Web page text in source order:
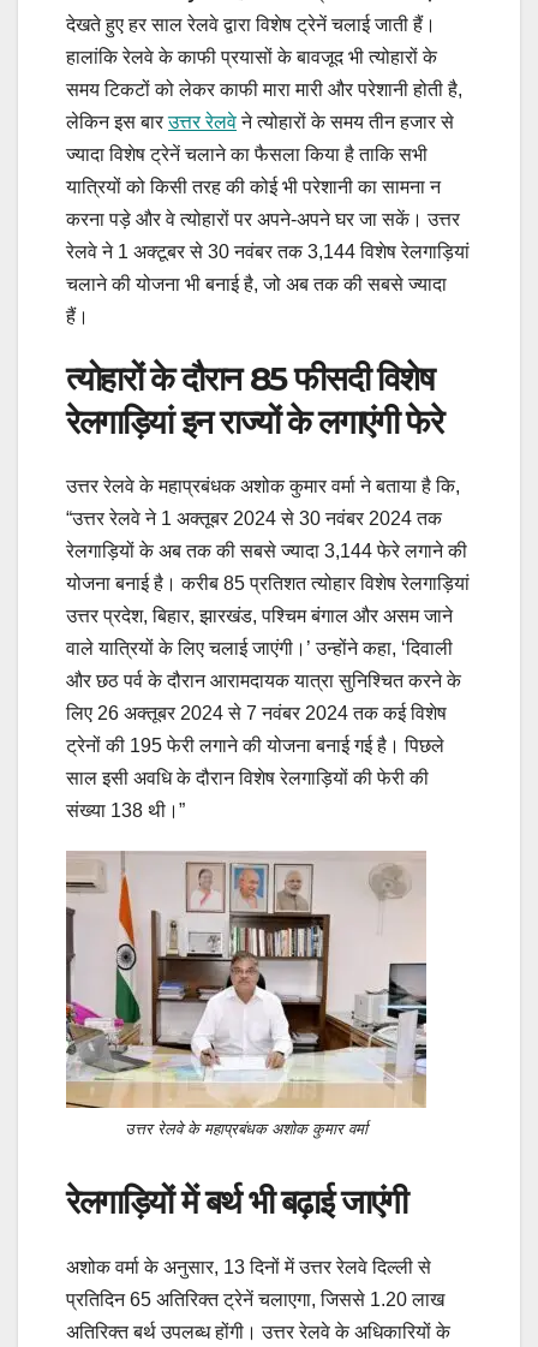
देखते हुए हर साल रेलवे द्वारा विशेष ट्रेनें चलाई जाती हैं।
हालांकि रेलवे के काफी प्रयासों के बावजूद भी त्योहारों के
समय टिकटों को लेकर काफी मारा मारी और परेशानी होती है,
लेकिन इस बारउत्तर रेलवेने त्योहारों के समय तीन हजार से
ज्यादा विशेष ट्रेनें चलाने का फैसला किया है ताकि सभी
यात्रियों को किसी तरह की कोई भी परेशानी का सामना न
करना पड़े और वे त्योहारों पर अपने-अपने घर जा सकें। उत्तर
रेलवे ने 1 अक्टूबर से 30 नवंबर तक 3,144 विशेष रेलगाड़ियां
चलाने की योजना भी बनाई है, जो अब तक की सबसे ज्यादा
हैं।
त्योहारों के दौरान 85 फीसदी विशेष
रेलगाड़ियां इन राज्यों के लगाएंगी फेरे
उत्तर रेलवे के महाप्रबंधक अशोक कुमार वर्मा ने बताया है कि,
“उत्तर रेलवे ने 1 अक्तूबर 2024 से 30 नवंबर 2024 तक
रेलगाड़ियों के अब तक की सबसे ज्यादा 3,144 फेरे लगाने की
योजना बनाई है। करीब 85 प्रतिशत त्योहार विशेष रेलगाड़ियां
उत्तर प्रदेश, बिहार, झारखंड, पश्चिम बंगाल और असम जाने
वाले यात्रियों के लिए चलाई जाएंगी।’ उन्होंने कहा, ‘दिवाली
और छठ पर्व के दौरान आरामदायक यात्रा सुनिश्चित करने के
लिए 26 अक्तूबर 2024 से 7 नवंबर 2024 तक कई विशेष
ट्रेनों की 195 फेरी लगाने की योजना बनाई गई है। पिछले
साल इसी अवधि के दौरान विशेष रेलगाड़ियों की फेरी की
संख्या 138 थी।”
उत्तर रेलवे के महाप्रबंधक अशोक कुमार वर्मा
रेलगाड़ियों में बर्थ भी बढ़ाई जाएंगी
अशोक वर्मा के अनुसार, 13 दिनों में उत्तर रेलवे दिल्ली से
प्रतिदिन 65 अतिरिक्त ट्रेनें चलाएगा, जिससे 1.20 लाख
अतिरिक्त बर्थ उपलब्ध होंगी। उत्तर रेलवे के अधिकारियों के